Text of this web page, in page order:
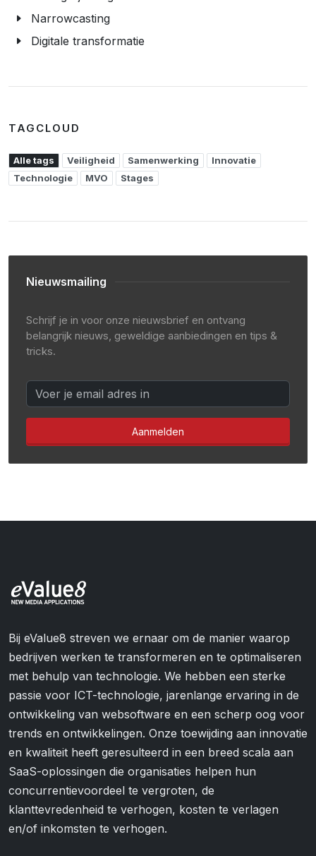
Narrowcasting
Digitale transformatie
TAGCLOUD
Alle tags Veiligheid Samenwerking
Innovatie
Technologie
MVO Stages
Nieuwsmailing
Schrijf je in voor onze nieuwsbrief en ontvang
belangrijk nieuws, geweldige aanbiedingen en tips &
tricks.
Aanmelden
Bij eValue8 streven we ernaar om de manier waarop
bedrijven werken te transformeren en te optimaliseren
met behulp van technologie. We hebben een sterke
passie voor ICT-technologie, jarenlange ervaring in de
ontwikkeling van websoftware en een scherp oog voor
trends en ontwikkelingen. Onze toewijding aan innovatie
en kwaliteit heeft geresulteerd in een breed scala aan
SaaS-oplossingen die organisaties helpen hun
concurrentievoordeel te vergroten, de
klanttevredenheid te verhogen, kosten te verlagen
en/of inkomsten te verhogen.